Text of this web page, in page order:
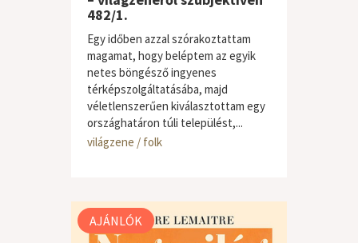
482/1.
Egy időben azzal szórakoztattam
magamat, hogy beléptem az egyik
netes böngésző ingyenes
térképszolgáltatásába, majd
véletlenszerűen kiválasztottam egy
országhatáron túli települést,...
világzene / folk
AJÁNLÓK